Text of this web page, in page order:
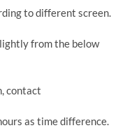
to different screen.
from the below
contact
as time difference.